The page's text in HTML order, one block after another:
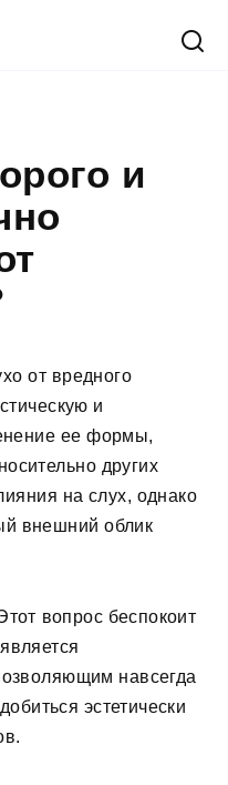
и
от вредного
и
ее формы,
других
на слух, однако
внешний облик
вопрос беспокоит
навсегда
эстетически